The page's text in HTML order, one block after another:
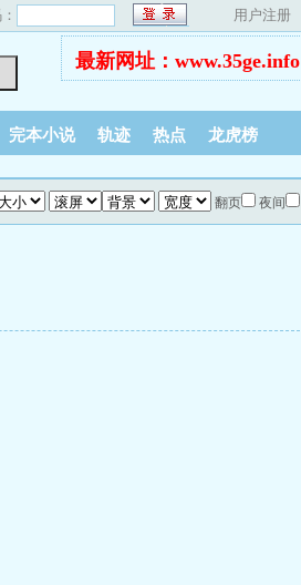
用户注册
最新网址：www.35ge.info
完本小说 轨迹 热点 龙虎榜
翻页 夜间